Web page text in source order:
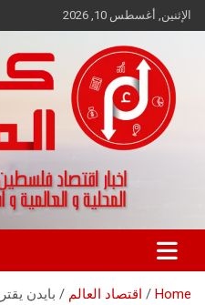
Skip
to
الإثنين, أغسطس 10, 2026
كواليس المال
اخبار اقتصاد فلسطين و العالم و
Home اقتصاد العالم بايدن